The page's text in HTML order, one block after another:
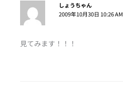
しょうちゃん
2009年10月30日 10:26 AM
見てみます！！！